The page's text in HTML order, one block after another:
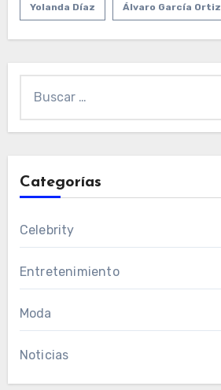
Yolanda Díaz Álvaro García Ortiz
Categorías
Celebrity
Entretenimiento
Moda
Noticias